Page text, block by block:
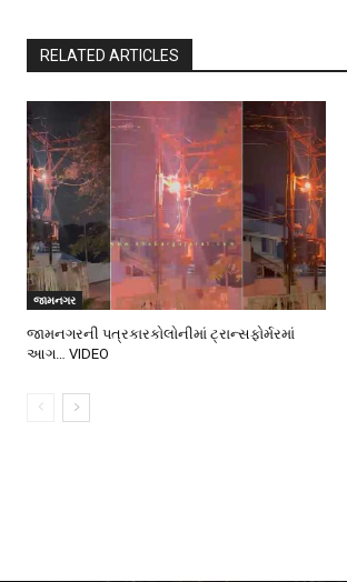
RELATED ARTICLES
જામનગર
જામનગરની પત્રકારકોલોનીમાં ટ્રાન્સફોર્મરમાં
આગ… VIDEO